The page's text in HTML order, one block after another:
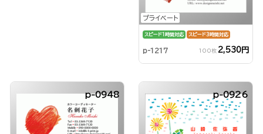
プライベート
スピード1時間対応 スピード3時間対応
p-1217 100枚 2,530円
p-0948 p-0926